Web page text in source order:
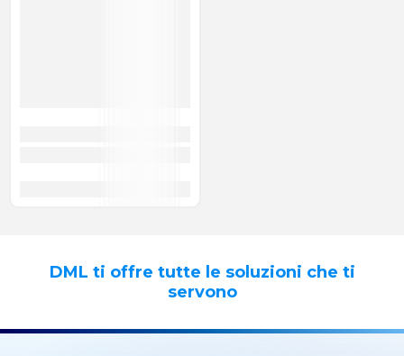
DML ti offre tutte le soluzioni che ti
servono